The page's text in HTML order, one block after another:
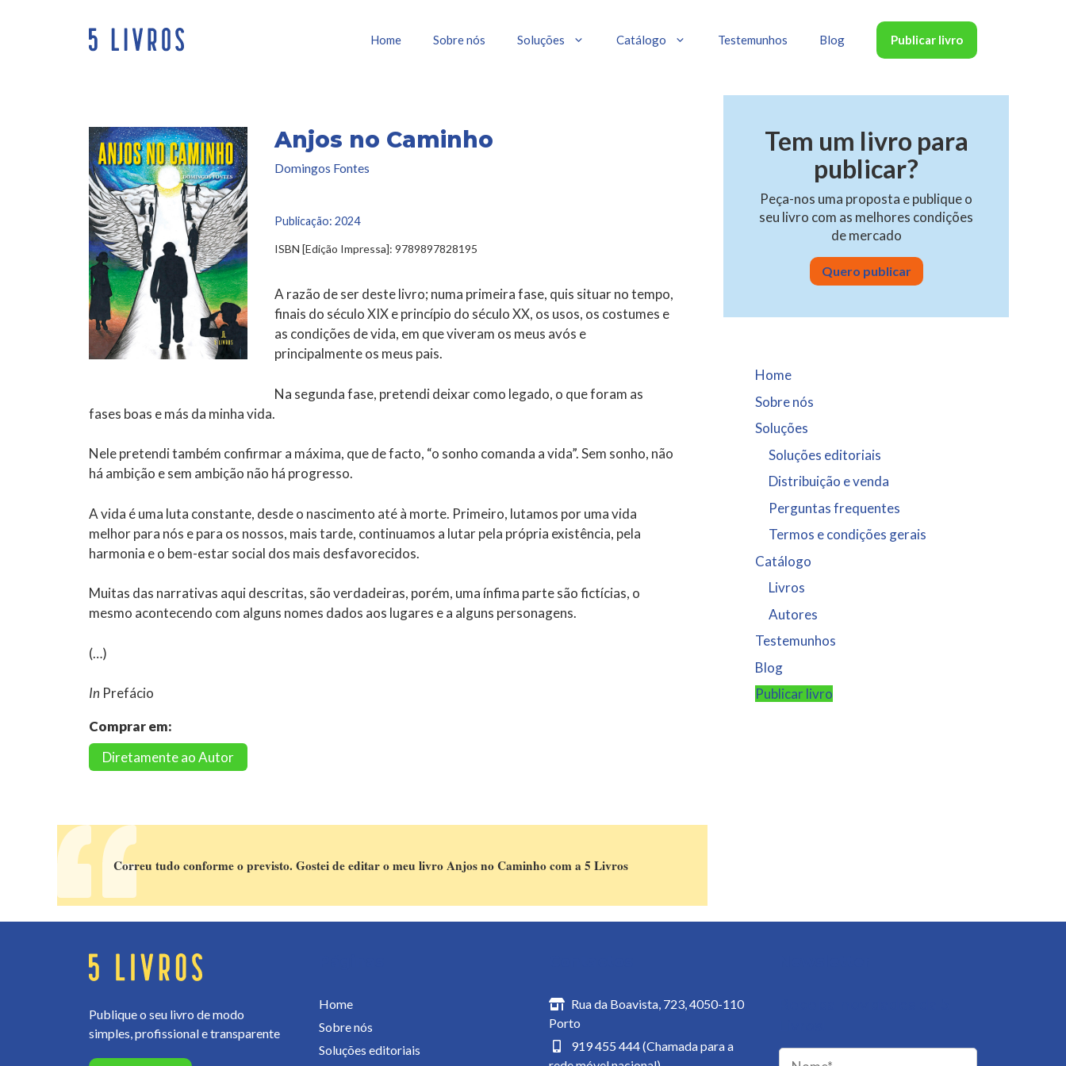
Home Sobre nós Soluções Catálogo Testemunhos Blog Publicar livro
Anjos no Caminho
Domingos Fontes
Publicação: 2024
ISBN [Edição Impressa]: 9789897828195
A razão de ser deste livro; numa primeira fase, quis situar no tempo,
finais do século XIX e princípio do século XX, os usos, os costumes e
as condições de vida, em que viveram os meus avós e
principalmente os meus pais.
Na segunda fase, pretendi deixar como legado, o que foram as
fases boas e más da minha vida.
Nele pretendi também confirmar a máxima, que de facto, “o sonho comanda a vida”. Sem sonho, não
há ambição e sem ambição não há progresso.
A vida é uma luta constante, desde o nascimento até à morte. Primeiro, lutamos por uma vida
melhor para nós e para os nossos, mais tarde, continuamos a lutar pela própria existência, pela
harmonia e o bem-estar social dos mais desfavorecidos.
Muitas das narrativas aqui descritas, são verdadeiras, porém, uma ínfima parte são fictícias, o
mesmo acontecendo com alguns nomes dados aos lugares e a alguns personagens.
(…)
In Prefácio
Comprar em:
Diretamente ao Autor
Correu tudo conforme o previsto. Gostei de editar o meu livro Anjos no Caminho com a 5 Livros
Tem um livro para
publicar?
Peça-nos uma proposta e publique o
seu livro com as melhores condições
de mercado
Quero publicar
Home
Sobre nós
Soluções
Soluções editoriais
Distribuição e venda
Perguntas frequentes
Termos e condições gerais
Catálogo
Livros
Autores
Testemunhos
Blog
Publicar livro
Publique o seu livro de modo
simples, profissional e transparente
Home
Sobre nós
Soluções editoriais
Rua da Boavista, 723, 4050-110
Porto
919 455 444 (Chamada para a